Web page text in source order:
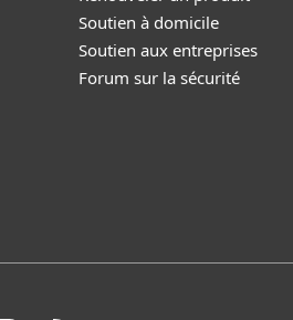
Soutien à domicile
Soutien aux entreprises
Forum sur la sécurité